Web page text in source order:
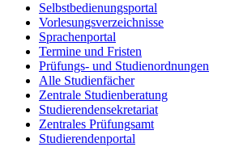
Selbstbedienungsportal
Vorlesungsverzeichnisse
Sprachenportal
Termine und Fristen
Prüfungs- und Studienordnungen
Alle Studienfächer
Zentrale Studienberatung
Studierendensekretariat
Zentrales Prüfungsamt
Studierendenportal